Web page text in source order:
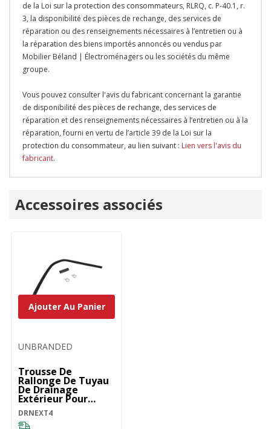
de la Loi sur la protection des consommateurs, RLRQ, c. P-40.1, r.
3, la disponibilité des pièces de rechange, des services de
réparation ou des renseignements nécessaires à l’entretien ou à
la réparation des biens importés annoncés ou vendus par
Mobilier Béland | Électroménagers ou les sociétés du même
groupe.
Vous pouvez consulter l'avis du fabricant concernant la garantie
de disponibilité des pièces de rechange, des services de
réparation et des renseignements nécessaires à l’entretien ou à la
réparation, fourni en vertu de l’article 39 de la Loi sur la
protection du consommateur, au lien suivant : Lien vers l'avis du
fabricant.
Accessoires associés
UNBRANDED
Trousse De
Rallonge De Tuyau
De Drainage
Extérieur Pour
Laveuse DRNEXT4
DRNEXT4
Ajouter Au Panier